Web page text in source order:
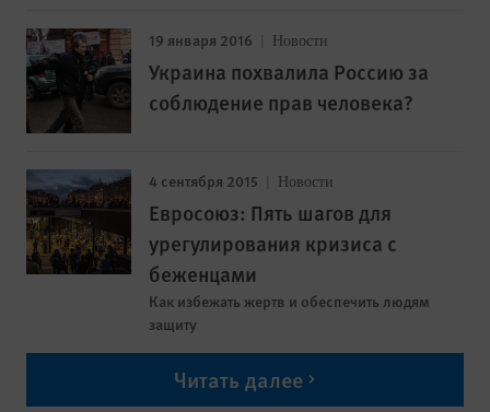
19 января 2016 Новости
Украина похвалила Россию за
соблюдение прав человека?
4 сентября 2015 Новости
Евросоюз: Пять шагов для
урегулирования кризиса с
беженцами
Как избежать жертв и обеспечить людям
защиту
Читать далее